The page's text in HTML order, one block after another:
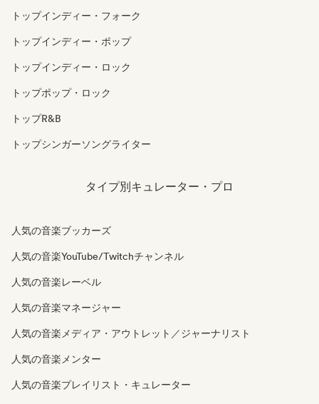
トップインディー・フォーク
トップインディー・ポップ
トップインディー・ロック
トップポップ・ロック
トップR&B
トップシンガーソングライター
タイプ別キュレーター・プロ
人気の音楽ブッカーズ
人気の音楽YouTube/Twitchチャンネル
人気の音楽レーベル
人気の音楽マネージャー
人気の音楽メディア・アウトレット／ジャーナリスト
人気の音楽メンター
人気の音楽プレイリスト・キュレーター